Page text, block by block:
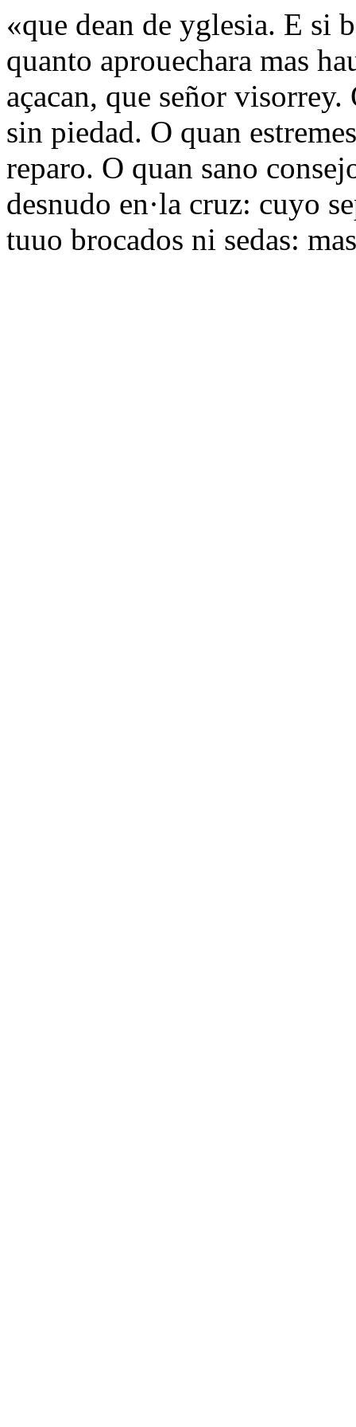
«que dean de yglesia. E si
quanto aprouechara mas
açacan, que señor
sin piedad. O quan
reparo. O quan sano
desnudo en·la cruz: cuyo
tuuo brocados ni sedas: